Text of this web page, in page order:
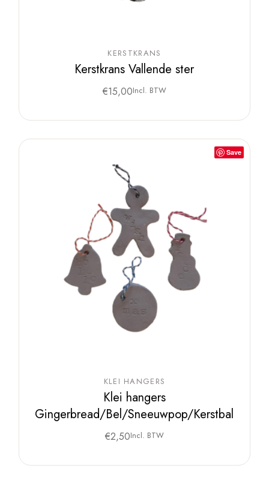
KERSTKRANS
Kerstkrans Vallende ster
€15,00Incl. BTW
Save
KLEI HANGERS
Klei hangers
Gingerbread/Bel/Sneeuwpop/Kerstbal
€2,50Incl. BTW